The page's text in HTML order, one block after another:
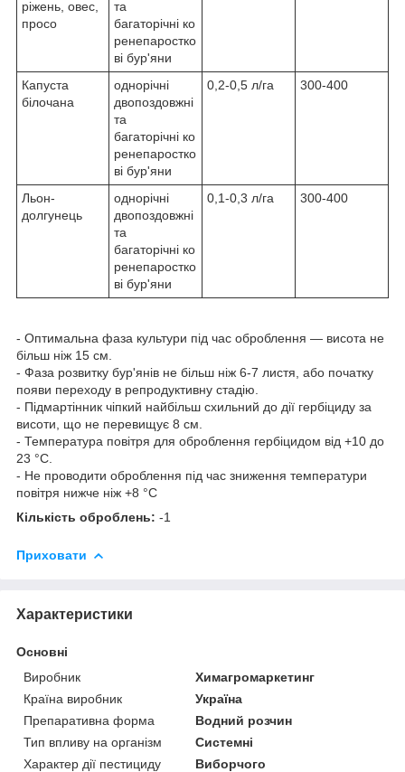
ріжень, овес,
просо
та
багаторічні ко
ренепаростко
ві бур'яни
Капуста
білочана
однорічні
двопоздовжні
та
багаторічні ко
ренепаростко
ві бур'яни
0,2-0,5 л/га 300-400
Льон-
долгунець
однорічні
двопоздовжні
та
багаторічні ко
ренепаростко
ві бур'яни
0,1-0,3 л/га 300-400
- Оптимальна фаза культури під час оброблення — висота не
більш ніж 15 см.
- Фаза розвитку бур'янів не більш ніж 6-7 листя, або початку
появи переходу в репродуктивну стадію.
- Підмартінник чіпкий найбільш схильний до дії гербіциду за
висоти, що не перевищує 8 см.
- Температура повітря для оброблення гербіцидом від +10 до
23 °C.
- Не проводити оброблення під час зниження температури
повітря нижче ніж +8 °C
Кількість оброблень: -1
Приховати
Характеристики
Основні
Виробник
Химагромаркетинг
Країна виробник
Україна
Препаративна форма
Водний розчин
Тип впливу на організм
Системні
Характер дії пестициду
Виборчого